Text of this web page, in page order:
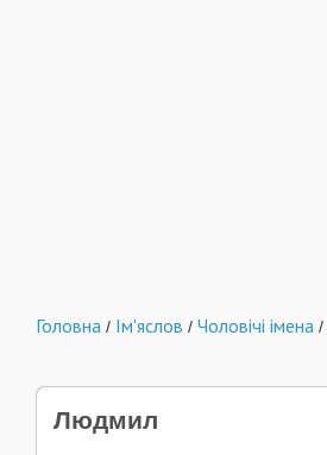
Головна / Ім'яслов / Чоловічі імена /
Людмил